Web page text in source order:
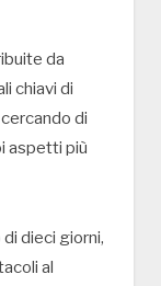
da
chiavi di
di
aspetti più
dieci giorni,
al